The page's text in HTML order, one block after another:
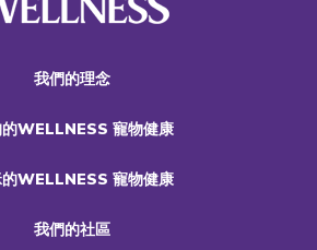
我們的理念
WELLNESS 寵物健康
WELLNESS 寵物健康
我們的社區